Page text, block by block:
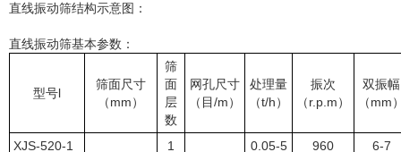
直线振动筛结构示意图：
直线振动筛基本参数：
型号l
筛面尺寸
（mm）
筛
面
层
数
网孔尺寸
（目/m）
处理量
（t/h）
振次
（r.p.m）
双振幅
（mm
XJS-520-1
1
0.05-5 960
6-7